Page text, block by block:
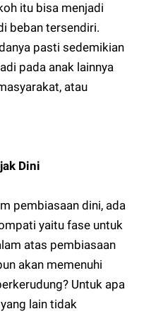
itu bisa menjadi
beban tersendiri.
pasti sedemikian
pada anak lainnya
atau
Dini
pembiasaan dini, ada
yaitu fase untuk
atas pembiasaan
akan memenuhi
Untuk apa
lain tidak